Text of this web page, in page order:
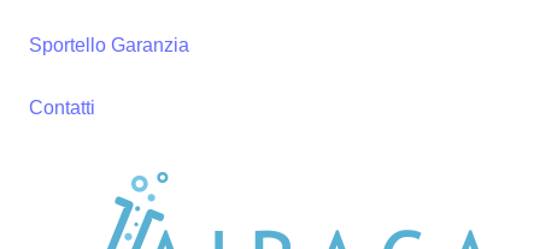
Sportello Garanzia
Contatti